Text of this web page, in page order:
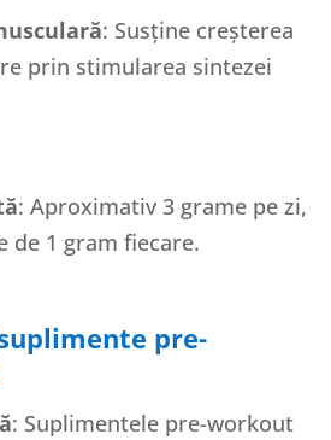
: Susține creșterea
prin stimularea sintezei
: Aproximativ 3 grame pe zi,
de 1 gram fiecare.
pre-
: Suplimentele pre-workout